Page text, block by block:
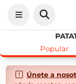
Popular
Únete a